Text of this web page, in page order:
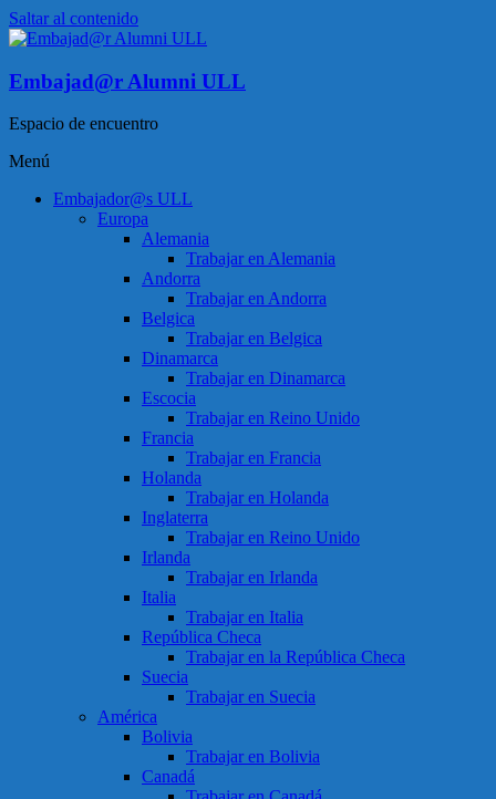
Saltar al contenido
Embajad@r Alumni ULL
Espacio de encuentro
Menú
Embajador@s ULL
Europa
Alemania
Trabajar en Alemania
Andorra
Trabajar en Andorra
Belgica
Trabajar en Belgica
Dinamarca
Trabajar en Dinamarca
Escocia
Trabajar en Reino Unido
Francia
Trabajar en Francia
Holanda
Trabajar en Holanda
Inglaterra
Trabajar en Reino Unido
Irlanda
Trabajar en Irlanda
Italia
Trabajar en Italia
República Checa
Trabajar en la República Checa
Suecia
Trabajar en Suecia
América
Bolivia
Trabajar en Bolivia
Canadá